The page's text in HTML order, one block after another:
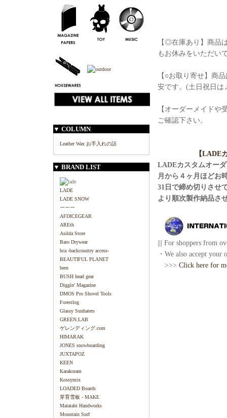
▼ COLUMN
Leather Wax お手入れの話
▼ BRAND LIST
LADE
LADE SNOW
ーーー
AFDICEGEAR
AREth
Asilda Store
Baro Drywear
bca -backcountry access-
BEAUTIFUL PLANET
bern
BUSH head gear
Diggin' Magazine
DMOS Pro Shovel Tools
Forestlog
Glassy Sunhaters
GREEN.LAB
ゲレンディング.com
HIMARAK
JONES snowboarding
JUXTAPOZ
KEEN
Karakoram
Kossymix
LOADED Boards
芽育雪板 - MAKE
Matatabi Handworks
Mountain Surf
【◎在庫あり】商品
もお休みをいただい
【○お取り寄せ】商
安です。(土日祝日は
【オーダーメイド
ご確認下さい。
【LADE
LADEカスタムオー
月から４ヶ月ほどお
31日で締め切りさせ
より順次製作納品さ
||| For shoppers from
・We also accept your
>>> Click here for